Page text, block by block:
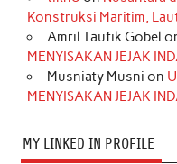
Konstruksi Maritim,
Amril Taufik Gobel
MENYISAKAN JEJAK
Musniaty Musni on
MENYISAKAN JEJAK
MY LINKED IN PROFILE